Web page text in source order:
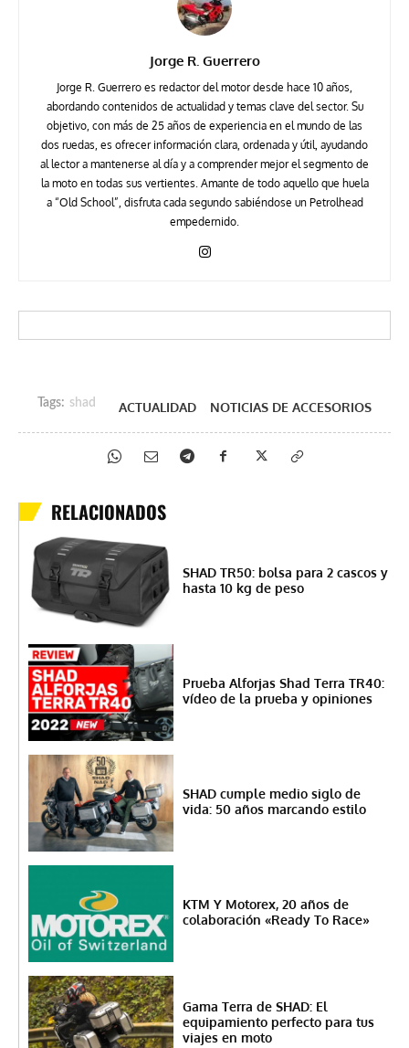
Jorge R. Guerrero
Jorge R. Guerrero es redactor del motor desde hace 10 años,
abordando contenidos de actualidad y temas clave del sector. Su
objetivo, con más de 25 años de experiencia en el mundo de las
dos ruedas, es ofrecer información clara, ordenada y útil, ayudando
al lector a mantenerse al día y a comprender mejor el segmento de
la moto en todas sus vertientes. Amante de todo aquello que huela
a “Old School”, disfruta cada segundo sabiéndose un Petrolhead
empedernido.
Tags: shad ACTUALIDAD NOTICIAS DE ACCESORIOS
RELACIONADOS
SHAD TR50: bolsa para 2 cascos y
hasta 10 kg de peso
Prueba Alforjas Shad Terra TR40:
vídeo de la prueba y opiniones
SHAD cumple medio siglo de
vida: 50 años marcando estilo
KTM Y Motorex, 20 años de
colaboración «Ready To Race»
Gama Terra de SHAD: El
equipamiento perfecto para tus
viajes en moto